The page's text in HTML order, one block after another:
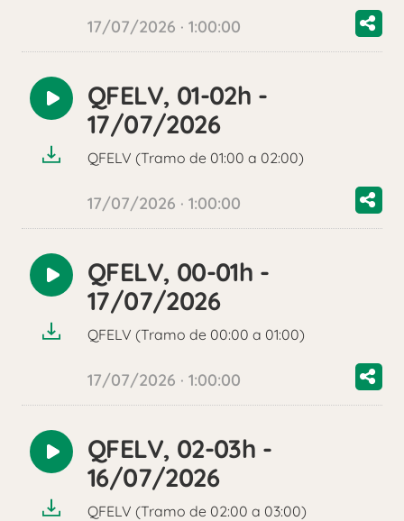
17/07/2026 · 1:00:00
Reproducir
audio
QFELV, 01-02h -
17/07/2026
QFELV (Tramo de 01:00 a 02:00)
17/07/2026 · 1:00:00
Reproducir
audio
QFELV, 00-01h -
17/07/2026
QFELV (Tramo de 00:00 a 01:00)
17/07/2026 · 1:00:00
Reproducir
audio
QFELV, 02-03h -
16/07/2026
QFELV (Tramo de 02:00 a 03:00)